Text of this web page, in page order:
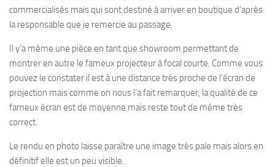
commercialisés mais qui sont destiné à arriver en boutique d’après
la responsable que je remercie au passage.
Il y’a même une pièce en tant que showroom permettant de
montrer en autre le fameux projecteur à focal courte. Comme vous
pouvez le constater il est à une distance très proche de l’écran de
projection mais comme on nous l’a fait remarquer, la qualité de ce
fameux écran est de moyenne mais reste tout de même très
correct.
Le rendu en photo laisse paraître une image très pale mais alors en
définitif elle est un peu visible.